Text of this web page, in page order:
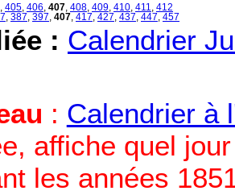
405 406 407 408 409 410 411
412
387 397 407 417 427 437 447 457
: Calendrier
: Calendrier à
affiche quel
les années